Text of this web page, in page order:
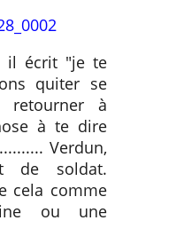
il écrit "je te
quiter se
retourner à
à te dire
Verdun,
de soldat.
cela comme
ou une